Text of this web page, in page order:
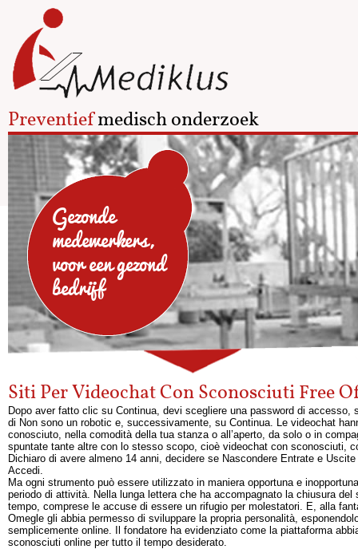
Preventiefmedisch onderzoek
Gezonde
medewerkers,
voor een gezond
bedrijf
Siti Per Videochat Con Sconosciuti Free
Dopo aver fatto clic su Continua, devi scegliere una password di
di Non sono un robotic e, successivamente, su Continua. Le videochat
conosciuto, nella comodità della tua stanza o all’aperto, da solo o in
spuntate tante altre con lo stesso scopo, cioè videochat con sconosciuti,
Dichiaro di avere almeno 14 anni, decidere se Nascondere Entrate e
Accedi.
Ma ogni strumento può essere utilizzato in maniera opportuna e
periodo di attività. Nella lunga lettera che ha accompagnato la chiusura
tempo, comprese le accuse di essere un rifugio per molestatori. E, alla
Omegle gli abbia permesso di sviluppare la propria personalità,
semplicemente online. Il fondatore ha evidenziato come la piattaforma
sconosciuti online per tutto il tempo desiderato.